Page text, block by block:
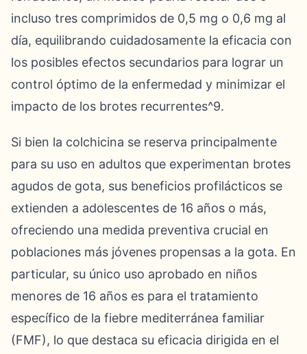
incluso tres comprimidos de 0,5 mg o 0,6 mg al
día, equilibrando cuidadosamente la eficacia con
los posibles efectos secundarios para lograr un
control óptimo de la enfermedad y minimizar el
impacto de los brotes recurrentes^9.
Si bien la colchicina se reserva principalmente
para su uso en adultos que experimentan brotes
agudos de gota, sus beneficios profilácticos se
extienden a adolescentes de 16 años o más,
ofreciendo una medida preventiva crucial en
poblaciones más jóvenes propensas a la gota. En
particular, su único uso aprobado en niños
menores de 16 años es para el tratamiento
específico de la fiebre mediterránea familiar
(FMF), lo que destaca su eficacia dirigida en el